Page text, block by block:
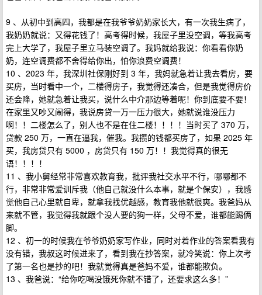
9 、从初中到高四，我都是在我爷爷奶奶家长大，有一次我生病了，
我奶奶就说：又得花钱了！高考得时候，我屋子里没空调，等我高考
完上大学了，我屋子里立马装空调了。我妈就给我说：你看看你奶
奶，连空调费都不舍得给你出，怕你浪费空调费！
10 、2023 年，我深圳社保刚好到 3 年，我妈就急着让我去看房，要
买房，当时看中一个，二楼得房子，我觉得还凑合，但是我觉得房价
还会降，她就急着让我买，说什么中介那边等着呢！你到底要不要！
在家里又吵又闹得，我说房贷一万一压力很大，她就说谁没压力
啊！！二楼怎么了，别人也不是在住二楼！！！！当时买了 370 万，
贷款 250 万，一直在逼我，催我。我攒的钱都买房了，如果 2025 年
买，我房贷只有 5000 ，房贷只有 150 万！！我觉得真的很无
语！！！！
11 、我小舅经常非常喜欢教育我，批评我社交水平不行，哪哪都不
行，非常非常爱训斥我（他自己就没什么本事，就是个保安），我感
觉他自己心里就自卑，就拿我找优越感，教育我他就很爽。我爸妈从
来就不管，我觉得我就跟个没人要的狗一样，父母不爱，谁都能踢俩
脚。
12 、初一的时候我在爷爷奶奶家写作业，同时对着作业的答案看我有
没有错，我叔这时候进来了，看到我在抄答案，就冷笑说：你上次考
了第一名也是抄的吧！我就觉得真是爸妈不爱，谁都能欺负。
13 、我爸说：“给你吃喝没饿死你就不错了，还要求这么多！”